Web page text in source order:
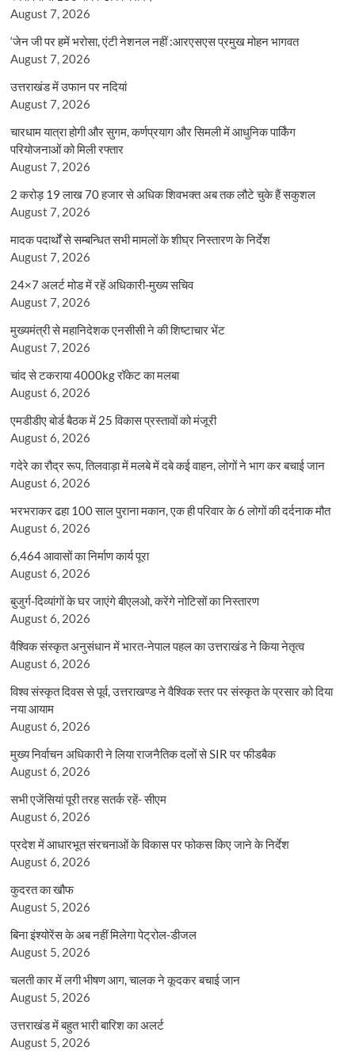
August 7, 2026
‘जेन जी पर हमें भरोसा, एंटी नेशनल नहीं :आरएसएस प्रमुख मोहन भागवत
August 7, 2026
उत्तराखंड में उफान पर नदियां
August 7, 2026
चारधाम यात्रा होगी और सुगम, कर्णप्रयाग और सिमली में आधुनिक पार्किंग
परियोजनाओं को मिली रफ्तार
August 7, 2026
2 करोड़ 19 लाख 70 हजार से अधिक शिवभक्त अब तक लौटे चुके हैं सकुशल
August 7, 2026
मादक पदार्थों से सम्बन्धित सभी मामलों के शीघ्र निस्तारण के निर्देश
August 7, 2026
24×7 अलर्ट मोड में रहें अधिकारी-मुख्य सचिव
August 7, 2026
मुख्यमंत्री से महानिदेशक एनसीसी ने की शिष्टाचार भेंट
August 7, 2026
चांद से टकराया 4000kg रॉकेट का मलबा
August 6, 2026
एमडीडीए बोर्ड बैठक में 25 विकास प्रस्तावों को मंजूरी
August 6, 2026
गदेरे का रौद्र रूप, तिलवाड़ा में मलबे में दबे कई वाहन, लोगों ने भाग कर बचाई जान
August 6, 2026
भरभराकर ढहा 100 साल पुराना मकान, एक ही परिवार के 6 लोगों की दर्दनाक मौत
August 6, 2026
6,464 आवासों का निर्माण कार्य पूरा
August 6, 2026
बुजुर्ग-दिव्यांगों के घर जाएंगे बीएलओ, करेंगे नोटिसों का निस्तारण
August 6, 2026
वैश्विक संस्कृत अनुसंधान में भारत-नेपाल पहल का उत्तराखंड ने किया नेतृत्व
August 6, 2026
विश्व संस्कृत दिवस से पूर्व, उत्तराखण्ड ने वैश्विक स्तर पर संस्कृत के प्रसार को दिया
नया आयाम
August 6, 2026
मुख्य निर्वाचन अधिकारी ने लिया राजनैतिक दलों से SIR पर फीडबैक
August 6, 2026
सभी एजेंसियां पूरी तरह सतर्क रहें- सीएम
August 6, 2026
प्रदेश में आधारभूत संरचनाओं के विकास पर फोकस किए जाने के निर्देश
August 6, 2026
कुदरत का खौफ
August 5, 2026
बिना इंश्योरेंस के अब नहीं मिलेगा पेट्रोल-डीजल
August 5, 2026
चलती कार में लगी भीषण आग, चालक ने कूदकर बचाई जान
August 5, 2026
उत्तराखंड में बहुत भारी बारिश का अलर्ट
August 5, 2026